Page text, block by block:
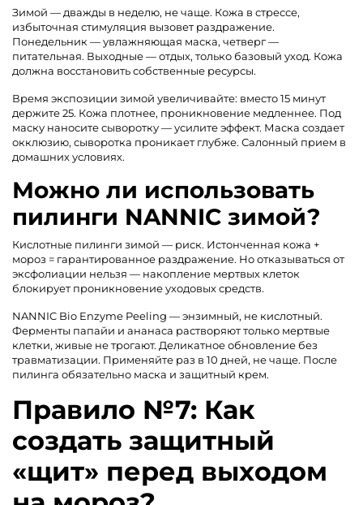
Зимой — дважды в неделю, не чаще. Кожа в стрессе,
избыточная стимуляция вызовет раздражение.
Понедельник — увлажняющая маска, четверг —
питательная. Выходные — отдых, только базовый уход. Кожа
должна восстановить собственные ресурсы.
Время экспозиции зимой увеличивайте: вместо 15 минут
держите 25. Кожа плотнее, проникновение медленнее. Под
маску наносите сыворотку — усилите эффект. Маска создает
окклюзию, сыворотка проникает глубже. Салонный прием в
домашних условиях.
Можно ли использовать
пилинги NANNIC зимой?
Кислотные пилинги зимой — риск. Истонченная кожа +
мороз = гарантированное раздражение. Но отказываться от
эксфолиации нельзя — накопление мертвых клеток
блокирует проникновение уходовых средств.
NANNIC Bio Enzyme Peeling — энзимный, не кислотный.
Ферменты папайи и ананаса растворяют только мертвые
клетки, живые не трогают. Деликатное обновление без
травматизации. Применяйте раз в 10 дней, не чаще. После
пилинга обязательно маска и защитный крем.
Правило №7: Как
создать защитный
«щит» перед выходом